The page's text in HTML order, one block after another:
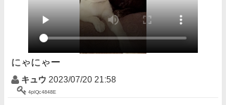
にゃにゃー
キュウ 2023/07/20 21:58
4pIQc4848E